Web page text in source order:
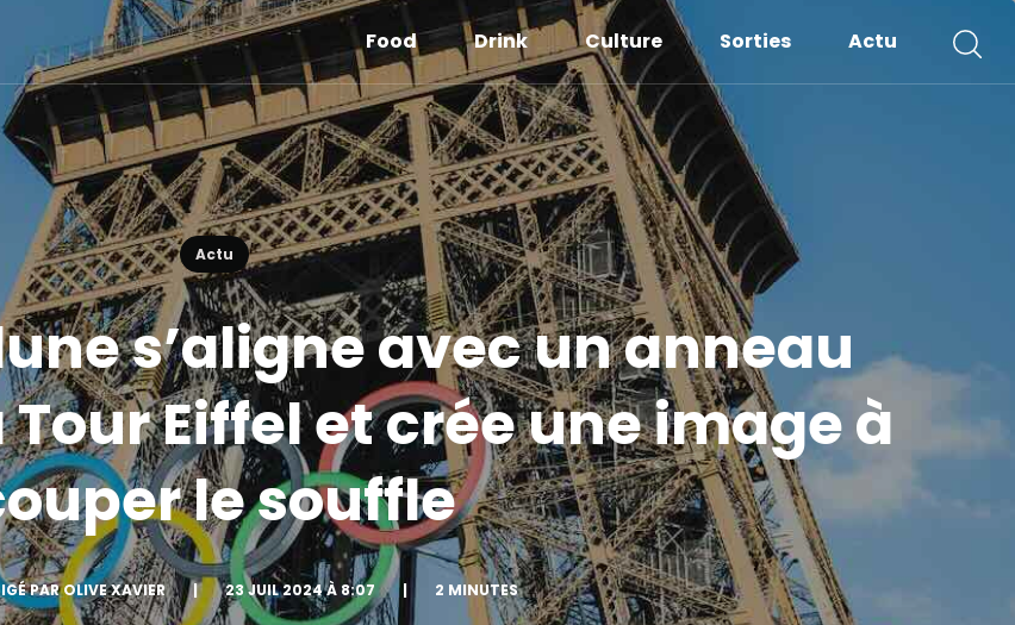
Food Drink Culture Sorties Actu
Actu
s’aligne avec un anneau
Eiffel et crée une image à
le souffle
PAR OLIVE XAVIER | 23 JUIL 2024 À 8:07 | 2 MINUTES